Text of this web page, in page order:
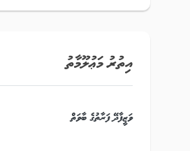
އިތުރު މަޢުލޫމާތު
ވަޒީފާދޭ ފަރާތުގެ ބާވަތް